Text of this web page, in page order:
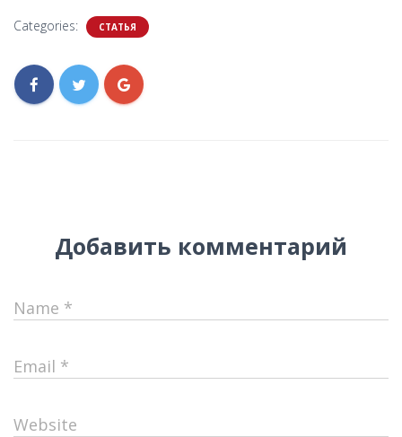
Categories: СТАТЬЯ
Добавить комментарий
Name *
Email *
Website